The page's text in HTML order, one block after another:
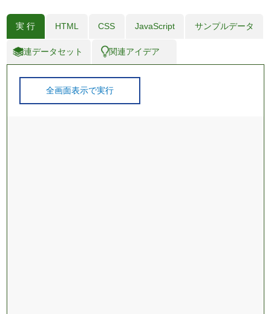
実 行 HTML CSS JavaScript サンプルデータ
関連データセット 関連アイデア
全画面表示で実行